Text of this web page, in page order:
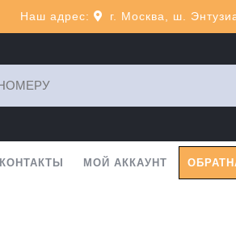
Наш адрес: г. Москва, ш.
КОНТАКТЫ МОЙ АККАУНТ